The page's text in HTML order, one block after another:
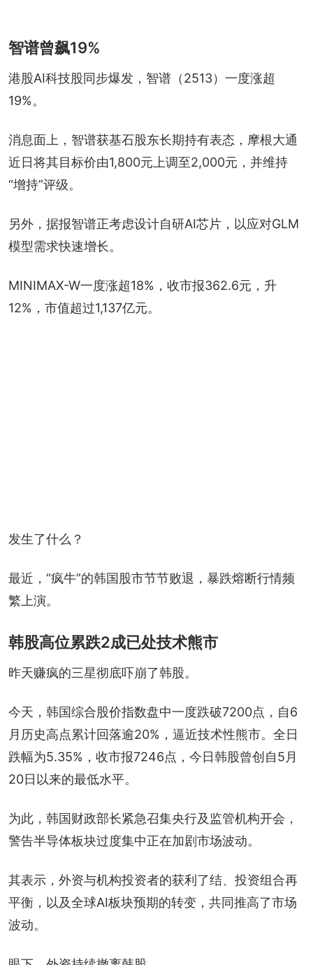
智谱曾飙19%
港股AI科技股同步爆发，智谱（2513）一度涨超
19%。
消息面上，智谱获基石股东长期持有表态，摩根大通
近日将其目标价由1,800元上调至2,000元，并维持
“增持”评级。
另外，据报智谱正考虑设计自研AI芯片，以应对GLM
模型需求快速增长。
MINIMAX-W一度涨超18%，收市报362.6元，升
12%，市值超过1,137亿元。
发生了什么？
最近，“疯牛”的韩国股市节节败退，暴跌熔断行情频
繁上演。
韩股高位累跌2成已处技术熊市
昨天赚疯的三星彻底吓崩了韩股。
今天，韩国综合股价指数盘中一度跌破7200点，自6
月历史高点累计回落逾20%，逼近技术性熊市。全日
跌幅为5.35%，收市报7246点，今日韩股曾创自5月
20日以来的最低水平。
为此，韩国财政部长紧急召集央行及监管机构开会，
警告半导体板块过度集中正在加剧市场波动。
其表示，外资与机构投资者的获利了结、投资组合再
平衡，以及全球AI板块预期的转变，共同推高了市场
波动。